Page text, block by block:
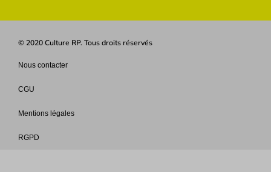
© 2020 Culture RP. Tous droits réservés
Nous contacter
CGU
Mentions légales
RGPD